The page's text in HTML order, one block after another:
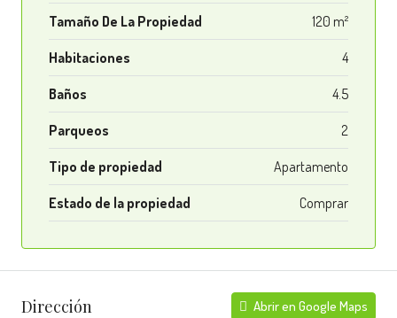
Tamaño De La Propiedad 120 m²
Habitaciones 4
Baños 4.5
Parqueos 2
Tipo de propiedad Apartamento
Estado de la propiedad Comprar
Dirección Abrir en Google Maps